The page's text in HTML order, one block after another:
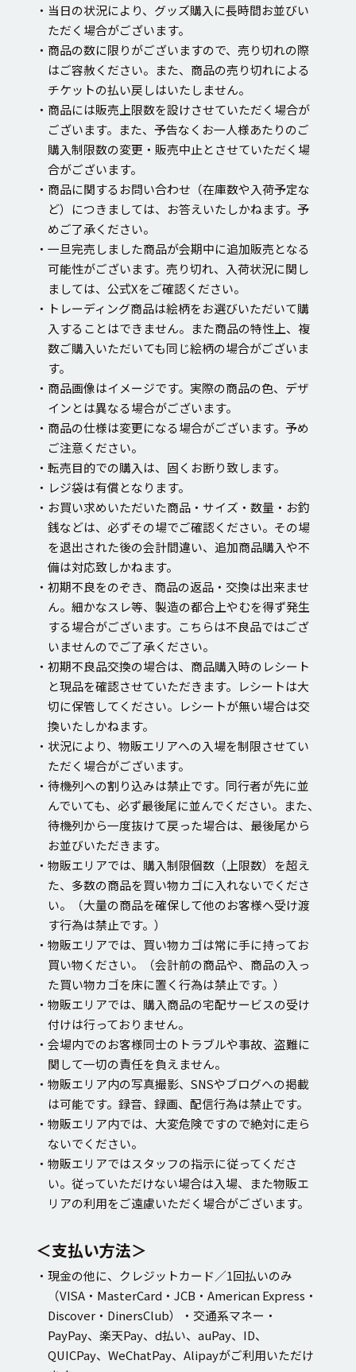
・当日の状況により、グッズ購入に長時間お並びい
ただく場合がございます。
・商品の数に限りがございますので、売り切れの際
はご容赦ください。また、商品の売り切れによる
チケットの払い戻しはいたしません。
・商品には販売上限数を設けさせていただく場合が
ございます。また、予告なくお一人様あたりのご
購入制限数の変更・販売中止とさせていただく場
合がございます。
・商品に関するお問い合わせ（在庫数や入荷予定な
ど）につきましては、お答えいたしかねます。予
めご了承ください。
・一旦完売しました商品が会期中に追加販売となる
可能性がございます。売り切れ、入荷状況に関し
ましては、公式Xをご確認ください。
・トレーディング商品は絵柄をお選びいただいて購
入することはできません。また商品の特性上、複
数ご購入いただいても同じ絵柄の場合がございま
す。
・商品画像はイメージです。実際の商品の色、デザ
インとは異なる場合がございます。
・商品の仕様は変更になる場合がございます。予め
ご注意ください。
・転売目的での購入は、固くお断り致します。
・レジ袋は有償となります。
・お買い求めいただいた商品・サイズ・数量・お釣
銭などは、必ずその場でご確認ください。その場
を退出された後の会計間違い、追加商品購入や不
備は対応致しかねます。
・初期不良をのぞき、商品の返品・交換は出来ませ
ん。細かなスレ等、製造の都合上やむを得ず発生
する場合がございます。こちらは不良品ではござ
いませんのでご了承ください。
・初期不良品交換の場合は、商品購入時のレシート
と現品を確認させていただきます。レシートは大
切に保管してください。レシートが無い場合は交
換いたしかねます。
・状況により、物販エリアへの入場を制限させてい
ただく場合がございます。
・待機列への割り込みは禁止です。同行者が先に並
んでいても、必ず最後尾に並んでください。また、
待機列から一度抜けて戻った場合は、最後尾から
お並びいただきます。
・物販エリアでは、購入制限個数（上限数）を超え
た、多数の商品を買い物カゴに入れないでくださ
い。（大量の商品を確保して他のお客様へ受け渡
す行為は禁止です。）
・物販エリアでは、買い物カゴは常に手に持ってお
買い物ください。（会計前の商品や、商品の入っ
た買い物カゴを床に置く行為は禁止です。）
・物販エリアでは、購入商品の宅配サービスの受け
付けは行っておりません。
・会場内でのお客様同士のトラブルや事故、盗難に
関して一切の責任を負えません。
・物販エリア内の写真撮影、SNSやブログへの掲載
は可能です。録音、録画、配信行為は禁止です。
・物販エリア内では、大変危険ですので絶対に走ら
ないでください。
・物販エリアではスタッフの指示に従ってくださ
い。従っていただけない場合は入場、また物販エ
リアの利用をご遠慮いただく場合がございます。
＜支払い方法＞
・現金の他に、クレジットカード／1回払いのみ
（VISA・MasterCard・JCB・American Express・
Discover・DinersClub）・交通系マネー・
PayPay、楽天Pay、d払い、auPay、ID、
QUICPay、WeChatPay、Alipayがご利用いただけ